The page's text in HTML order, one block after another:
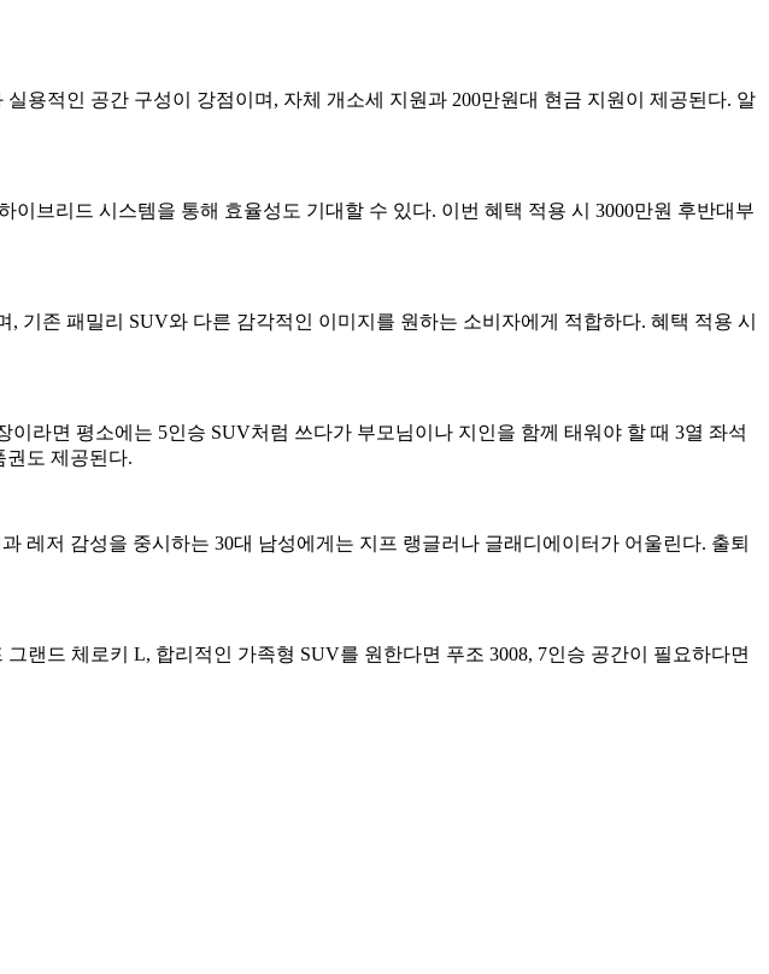
용적인 공간 구성이 강점이며, 자체 개소세 지원과 200만원대 현금 지원이 제공된다. 알
브리드 시스템을 통해 효율성도 기대할 수 있다. 이번 혜택 적용 시 3000만원 후반대부
기존 패밀리 SUV와 다른 감각적인 이미지를 원하는 소비자에게 적합하다. 혜택 적용 시
라면 평소에는 5인승 SUV처럼 쓰다가 부모님이나 지인을 함께 태워야 할 때 3열 좌석
권도 제공된다.
레저 감성을 중시하는 30대 남성에게는 지프 랭글러나 글래디에이터가 어울린다. 출퇴
랜드 체로키 L, 합리적인 가족형 SUV를 원한다면 푸조 3008, 7인승 공간이 필요하다면